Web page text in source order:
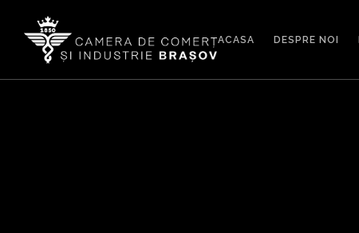
ACASA DESPRE NOI